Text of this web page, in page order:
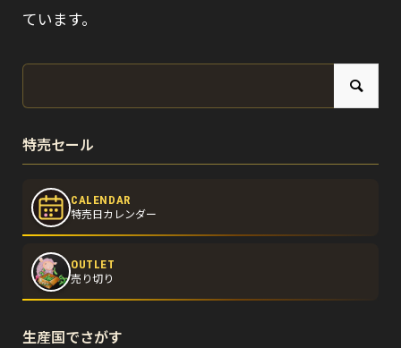
ています。
特売セール
CALENDAR
特売日カレンダー
OUTLET
売り切り
生産国でさがす